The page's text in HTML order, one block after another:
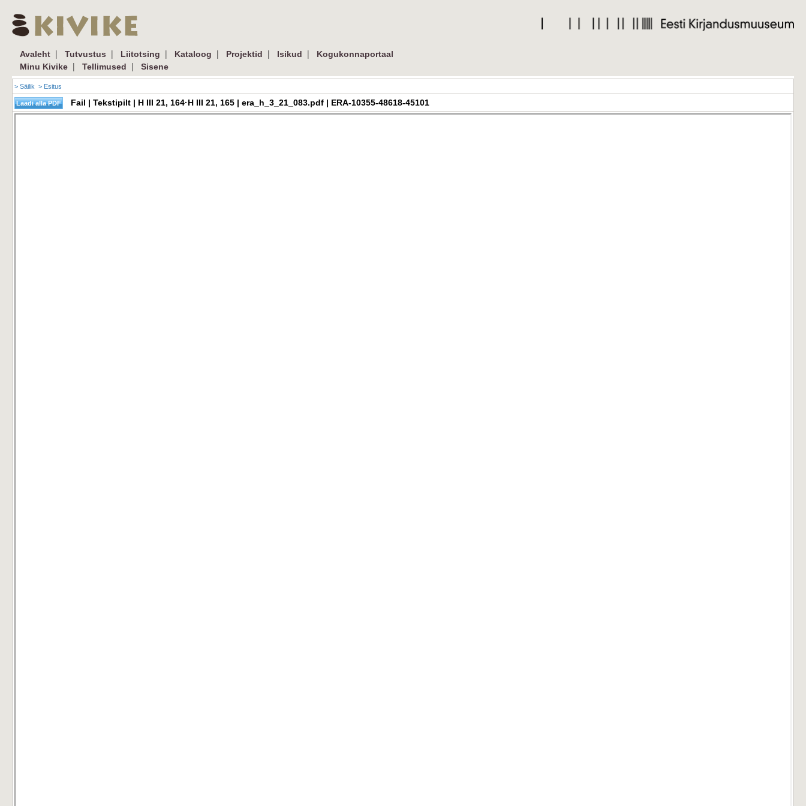
Avaleht | Tutvustus | Liitotsing | Kataloog | Projektid | Isikud |
Kogukonnaportaal
Minu Kivike | Tellimused | Sisene
> Säilik > Esitus
Fail | Tekstipilt | H III 21, 164·H III 21, 165 | era_h_3_21_083.pdf | ERA-10355-48618-45101